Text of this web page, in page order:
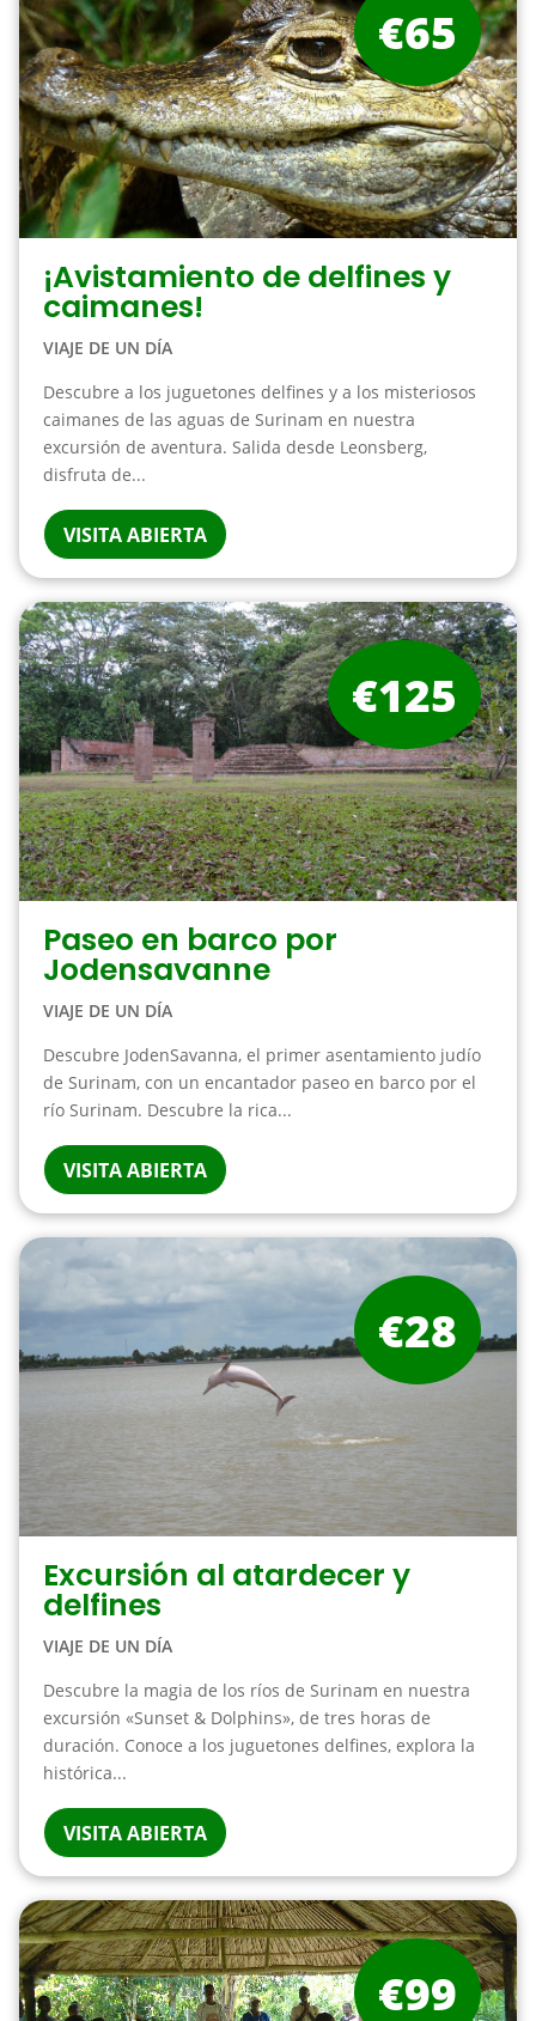
¡Avistamiento de delfines y
caimanes!
VIAJE DE UN DÍA
Descubre a los juguetones delfines y a los misteriosos
caimanes de las aguas de Surinam en nuestra
excursión de aventura. Salida desde Leonsberg,
disfruta de...
VISITA ABIERTA
€65
Paseo en barco por
Jodensavanne
VIAJE DE UN DÍA
Descubre JodenSavanna, el primer asentamiento judío
de Surinam, con un encantador paseo en barco por el
río Surinam. Descubre la rica...
VISITA ABIERTA
€125
Excursión al atardecer y
delfines
VIAJE DE UN DÍA
Descubre la magia de los ríos de Surinam en nuestra
excursión «Sunset & Dolphins», de tres horas de
duración. Conoce a los juguetones delfines, explora la
histórica...
VISITA ABIERTA
€28
€99